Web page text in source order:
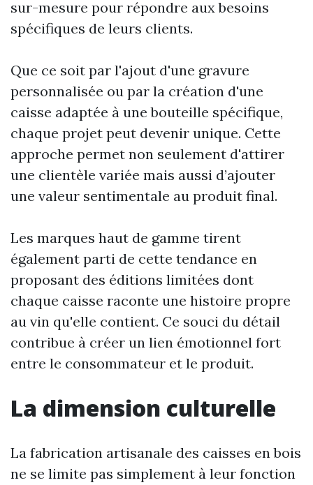
sur-mesure pour répondre aux besoins
spécifiques de leurs clients.
Que ce soit par l'ajout d'une gravure
personnalisée ou par la création d'une
caisse adaptée à une bouteille spécifique,
chaque projet peut devenir unique. Cette
approche permet non seulement d'attirer
une clientèle variée mais aussi d’ajouter
une valeur sentimentale au produit final.
Les marques haut de gamme tirent
également parti de cette tendance en
proposant des éditions limitées dont
chaque caisse raconte une histoire propre
au vin qu'elle contient. Ce souci du détail
contribue à créer un lien émotionnel fort
entre le consommateur et le produit.
La dimension culturelle
La fabrication artisanale des caisses en bois
ne se limite pas simplement à leur fonction